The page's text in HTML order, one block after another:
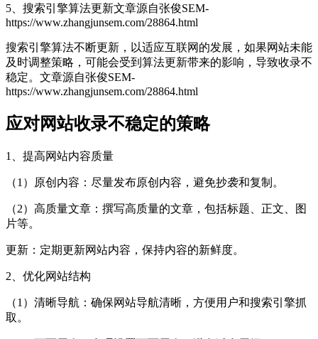
5、搜索引擎算法更新文章源自张俊SEM-
https://www.zhangjunsem.com/28864.html
搜索引擎算法不断更新，以适应互联网的发展，如果网站未能
及时调整策略，可能会受到算法更新带来的影响，导致收录不
稳定。 文章源自张俊SEM-
https://www.zhangjunsem.com/28864.html
应对网站收录不稳定的策略
1、提高网站内容质量
（1）原创内容：尽量发布原创内容，避免抄袭和复制。
（2）高质量文章：撰写高质量的文章，包括标题、正文、图
片等。
更新：定期更新网站内容，保持内容的新鲜度。
2、优化网站结构
（1）清晰导航：确保网站导航清晰，方便用户和搜索引擎抓
取。